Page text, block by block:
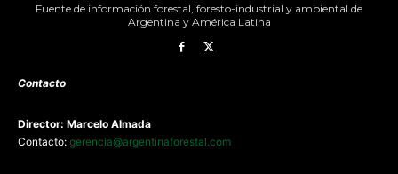
Fuente de información forestal, foresto-industrial y ambiental de
Argentina y América Latina
Contacto
Director: Marcelo Almada
Contacto: gerencia@argentinaforestal.com